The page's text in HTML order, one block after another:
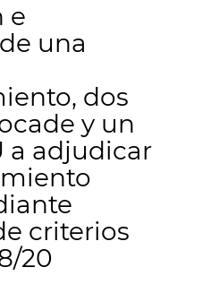
e
una
dos
y un
a adjudicar
criterios
20